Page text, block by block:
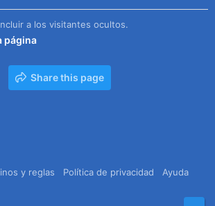
a los visitantes ocultos.
página
Share this page
y reglas Política de privacidad
Ayuda